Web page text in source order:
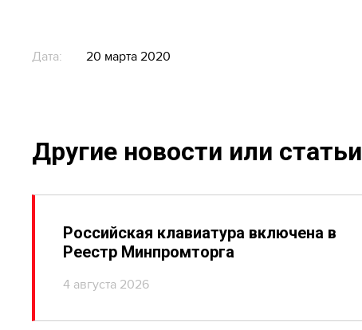
Дата: 20 марта 2020
Другие новости или статьи
Российская клавиатура включена в
Реестр Минпромторга
4 августа 2026